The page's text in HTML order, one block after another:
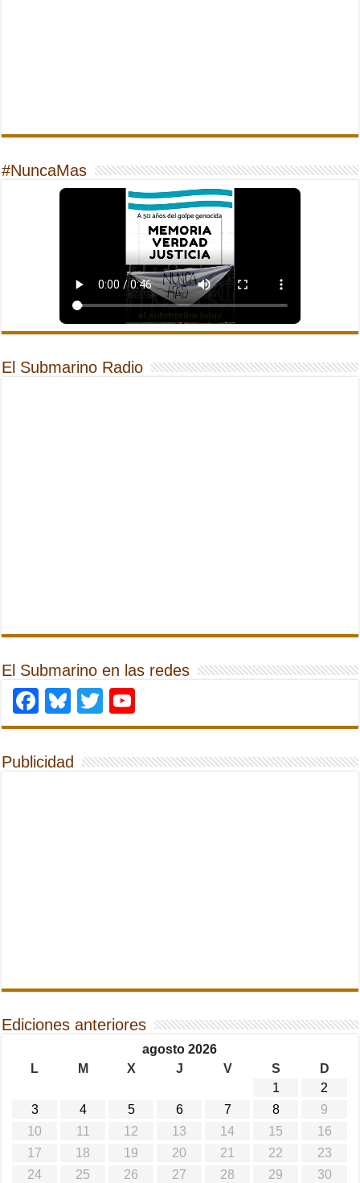
#NuncaMas
El Submarino Radio
El Submarino en las redes
Facebook
Bluesky
Twitter
Publicidad
Ediciones anteriores
agosto 2026
L
M X J V S
D
1
2
3
4 5 6 7 8
9
10
11 12 13 14 15
16
17
18 19 20 21 22
23
24
25 26 27 28 29
30